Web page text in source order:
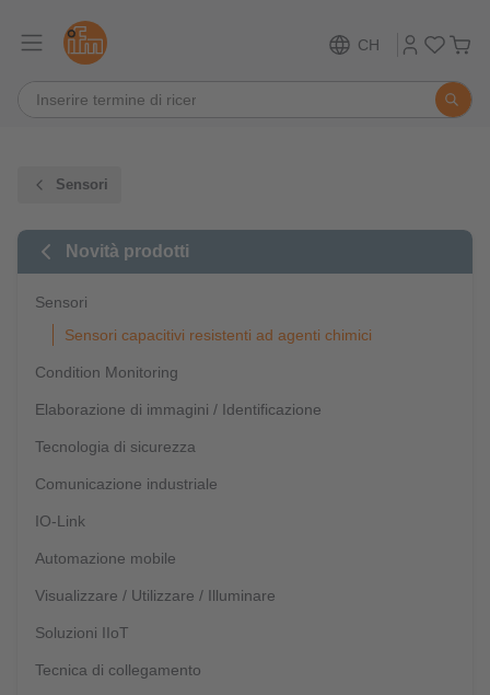
CH
Sensori
Novità prodotti
Sensori
Sensori capacitivi resistenti ad agenti chimici
Condition Monitoring
Elaborazione di immagini / Identificazione
Tecnologia di sicurezza
Comunicazione industriale
IO-Link
Automazione mobile
Visualizzare / Utilizzare / Illuminare
Soluzioni IIoT
Tecnica di collegamento